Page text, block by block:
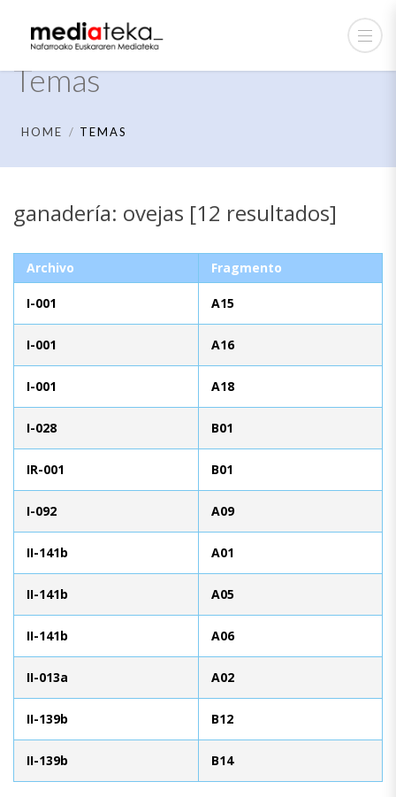
Temas
HOME TEMAS
ganadería: ovejas [12 resultados]
Archivo Fragmento
I-001 A15
I-001 A16
I-001 A18
I-028 B01
IR-001 B01
I-092 A09
II-141b A01
II-141b A05
II-141b A06
II-013a A02
II-139b B12
II-139b B14